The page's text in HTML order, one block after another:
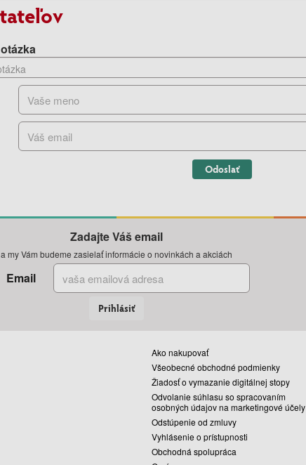
Odoslať
Zadajte Váš email
a my Vám budeme zasielať informácie o novinkách a akciách
Email
Prihlásiť
Ako nakupovať
Všeobecné obchodné podmienky
Žiadosť o vymazanie digitálnej stopy
Odvolanie súhlasu so spracovaním
osobných údajov na marketingové účely
Odstúpenie od zmluvy
Vyhlásenie o prístupnosti
Obchodná spolupráca